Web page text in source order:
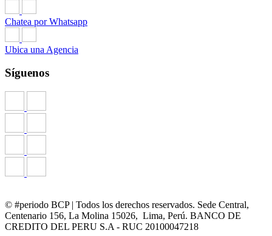
Chatea por Whatsapp
Ubica una Agencia
Síguenos
© #periodo BCP | Todos los derechos reservados. Sede Central,
Centenario 156, La Molina 15026, Lima, Perú. BANCO DE
CREDITO DEL PERU S.A - RUC 20100047218